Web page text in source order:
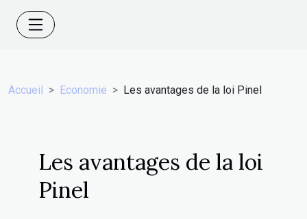
Accueil Economie Les avantages de la loi Pinel
Les avantages de la loi
Pinel